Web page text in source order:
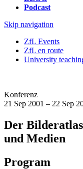
Podcast
Skip navigation
ZfL Events
ZfL en route
University
Konferenz
21 Sep 2001 – 22 Sep
Der
und Medien
Program